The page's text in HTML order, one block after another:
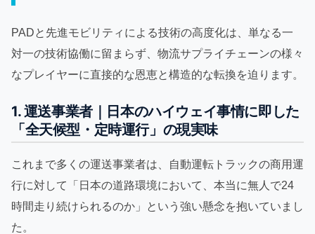
PADと先進モビリティによる技術の高度化は、単なる一
対一の技術協働に留まらず、物流サプライチェーンの様々
なプレイヤーに直接的な恩恵と構造的な転換を迫ります。
1. 運送事業者｜日本のハイウェイ事情に即した
「全天候型・定時運行」の現実味
これまで多くの運送事業者は、自動運転トラックの商用運
行に対して「日本の道路環境において、本当に無人で24
時間走り続けられるのか」という強い懸念を抱いていまし
た。